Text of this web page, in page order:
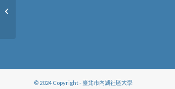
© 2024 Copyright - 臺北市內湖社區大學